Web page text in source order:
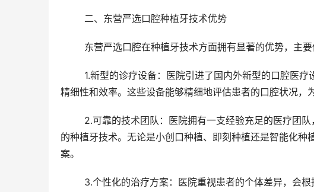
	二、东营严选口腔种植牙技术优势
东营严选口腔在种植牙技术方面拥有显著的优势，主要
精细性和效率。这些设备能够精细地评估患者的口腔状况，
的种植牙技术。无论是小创口种植、即刻种植还是智能化
案。